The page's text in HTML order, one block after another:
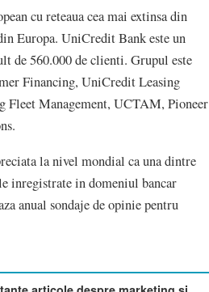
cu reteaua cea mai extinsa din
Europa. UniCredit Bank este un
de 560.000 de clienti. Grupul este
Financing, UniCredit Leasing
Management, UCTAM, Pioneer
la nivel mondial ca una dintre
inregistrate in domeniul bancar
anual sondaje de opinie pentru